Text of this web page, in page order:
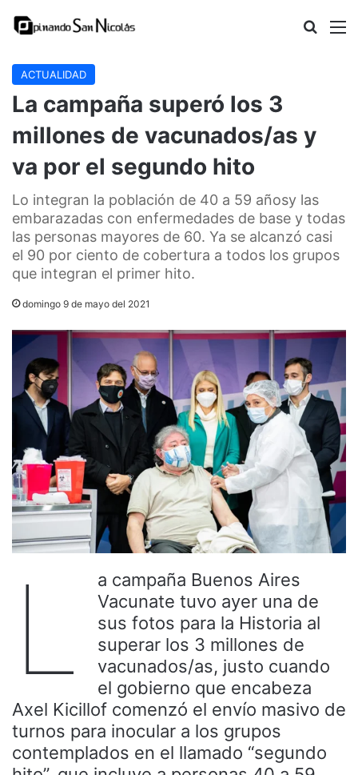
Buscar
ACTUALIDAD
La campaña superó los 3
millones de vacunados/as y
va por el segundo hito
Lo integran la población de 40 a 59 añosy las
embarazadas con enfermedades de base y todas
las personas mayores de 60. Ya se alcanzó casi
el 90 por ciento de cobertura a todos los grupos
que integran el primer hito.
domingo 9 de mayo del 2021
L
a campaña Buenos Aires
Vacunate tuvo ayer una de
sus fotos para la Historia al
superar los 3 millones de
vacunados/as, justo cuando
el gobierno que encabeza
Axel Kicillof comenzó el envío masivo de
turnos para inocular a los grupos
contemplados en el llamado “segundo